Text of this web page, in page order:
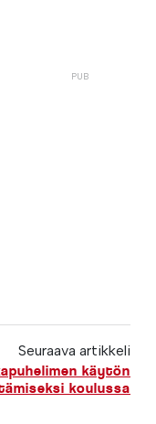
Seuraava artikkeli
käytön
koulussa